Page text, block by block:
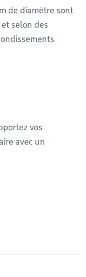
de diamètre sont
selon des
vos
avec un